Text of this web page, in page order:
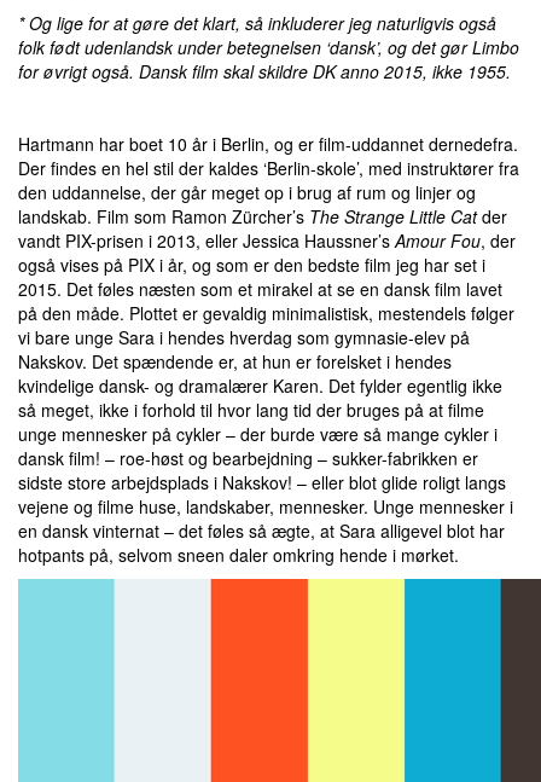
* Og lige for at gøre det klart, så inkluderer jeg naturligvis også
folk født udenlandsk under betegnelsen ‘dansk’, og det gør Limbo
for øvrigt også. Dansk film skal skildre DK anno 2015, ikke 1955.
Hartmann har boet 10 år i Berlin, og er film-uddannet dernedefra.
Der findes en hel stil der kaldes ‘Berlin-skole’, med instruktører fra
den uddannelse, der går meget op i brug af rum og linjer og
landskab. Film som Ramon Zürcher’s The Strange Little Catder
vandt PIX-prisen i 2013, eller Jessica Haussner’sAmour Fou, der
også vises på PIX i år, og som er den bedste film jeg har set i
2015. Det føles næsten som et mirakel at se en dansk film lavet
på den måde. Plottet er gevaldig minimalistisk, mestendels følger
vi bare unge Sara i hendes hverdag som gymnasie-elev på
Nakskov. Det spændende er, at hun er forelsket i hendes
kvindelige dansk- og dramalærer Karen. Det fylder egentlig ikke
så meget, ikke i forhold til hvor lang tid der bruges på at filme
unge mennesker på cykler – der burde være så mange cykler i
dansk film! – roe-høst og bearbejdning – sukker-fabrikken er
sidste store arbejdsplads i Nakskov! – eller blot glide roligt langs
vejene og filme huse, landskaber, mennesker. Unge mennesker i
en dansk vinternat – det føles så ægte, at Sara alligevel blot har
hotpants på, selvom sneen daler omkring hende i mørket.